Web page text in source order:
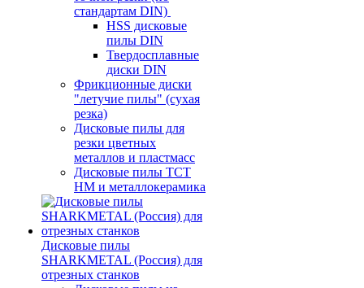
стандартам DIN)
HSS дисковые
пилы DIN
Твердосплавные
диски DIN
Фрикционные диски
"летучие пилы" (сухая
резка)
Дисковые пилы для
резки цветных
металлов и пластмасс
Дисковые пилы ТСТ
НМ и металлокерамика
Дисковые пилы
SHARKMETAL (Россия) для
отрезных станков